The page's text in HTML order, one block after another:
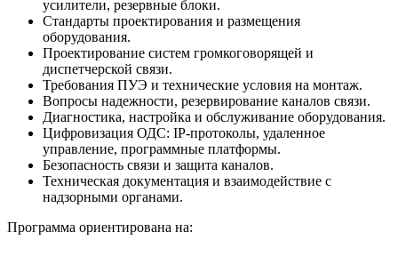
усилители, резервные блоки.
Стандарты проектирования и размещения
оборудования.
Проектирование систем громкоговорящей и
диспетчерской связи.
Требования ПУЭ и технические условия на монтаж.
Вопросы надежности, резервирование каналов связи.
Диагностика, настройка и обслуживание оборудования.
Цифровизация ОДС: IP-протоколы, удаленное
управление, программные платформы.
Безопасность связи и защита каналов.
Техническая документация и взаимодействие с
надзорными органами.
Программа ориентирована на: